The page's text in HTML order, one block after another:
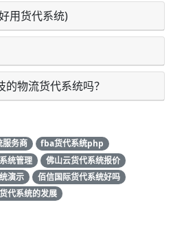
用货代系统)
物流货代系统吗？
服务商
fba货代系统php
统管理
佛山云货代系统报价
演示
佰信国际货代系统好吗
代系统的发展